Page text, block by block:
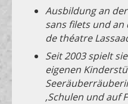
Ausbildung an
sans filets und
de théatre
Seit 2003 spielt
eigenen
,Schulen und auf